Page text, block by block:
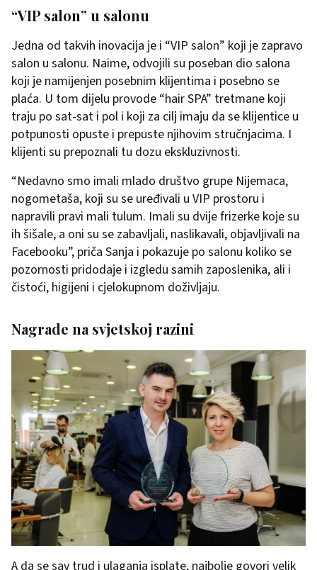
“VIP salon” u salonu
Jedna od takvih inovacija je i “VIP salon” koji je zapravo
salon u salonu. Naime, odvojili su poseban dio salona
koji je namijenjen posebnim klijentima i posebno se
plaća. U tom dijelu provode “hair SPA” tretmane koji
traju po sat-sat i pol i koji za cilj imaju da se klijentice u
potpunosti opuste i prepuste njihovim stručnjacima. I
klijenti su prepoznali tu dozu ekskluzivnosti.
“Nedavno smo imali mlado društvo grupe Nijemaca,
nogometaša, koji su se uređivali u VIP prostoru i
napravili pravi mali tulum. Imali su dvije frizerke koje su
ih šišale, a oni su se zabavljali, naslikavali, objavljivali na
Facebooku”, priča Sanja i pokazuje po salonu koliko se
pozornosti pridodaje i izgledu samih zaposlenika, ali i
čistoći, higijeni i cjelokupnom doživljaju.
Nagrade na svjetskoj razini
A da se sav trud i ulaganja isplate, najbolje govori velik